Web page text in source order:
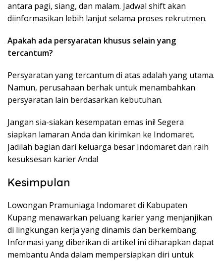
antara pagi, siang, dan malam. Jadwal shift akan
diinformasikan lebih lanjut selama proses rekrutmen.
Apakah ada persyaratan khusus selain yang
tercantum?
Persyaratan yang tercantum di atas adalah yang utama.
Namun, perusahaan berhak untuk menambahkan
persyaratan lain berdasarkan kebutuhan.
Jangan sia-siakan kesempatan emas ini! Segera
siapkan lamaran Anda dan kirimkan ke Indomaret.
Jadilah bagian dari keluarga besar Indomaret dan raih
kesuksesan karier Anda!
Kesimpulan
Lowongan Pramuniaga Indomaret di Kabupaten
Kupang menawarkan peluang karier yang menjanjikan
di lingkungan kerja yang dinamis dan berkembang.
Informasi yang diberikan di artikel ini diharapkan dapat
membantu Anda dalam mempersiapkan diri untuk